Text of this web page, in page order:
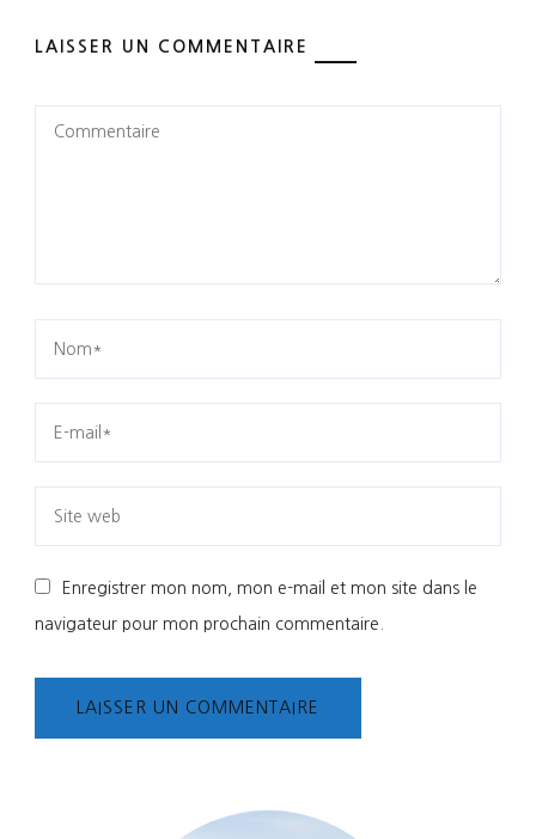
LAISSER UN COMMENTAIRE
Enregistrer mon nom, mon e-mail et mon site dans le
navigateur pour mon prochain commentaire.